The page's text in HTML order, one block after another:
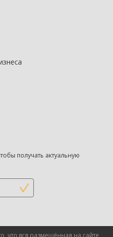
получать актуальную
вся размещённая на сайте